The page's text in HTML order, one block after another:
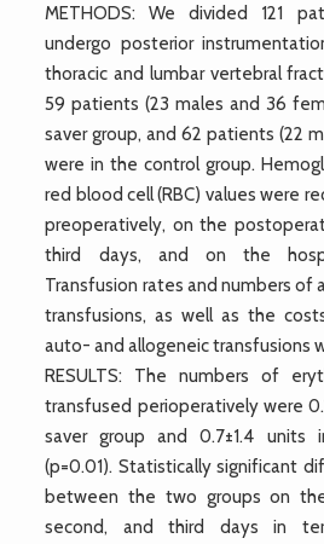
METHODS: We divided 121
undergo posterior
thoracic and lumbar vertebral
59 patients (23 males and 36
saver group, and 62 patients (22
were in the control group.
red blood cell (RBC) values were
preoperatively, on the
third days, and on the
Transfusion rates and numbers of
transfusions, as well as the
auto- and allogeneic transfusions
RESULTS: The numbers of
transfused perioperatively were
saver group and 0.7±1.4 units
(p=0.01). Statistically significant
between the two groups on
second, and third days in